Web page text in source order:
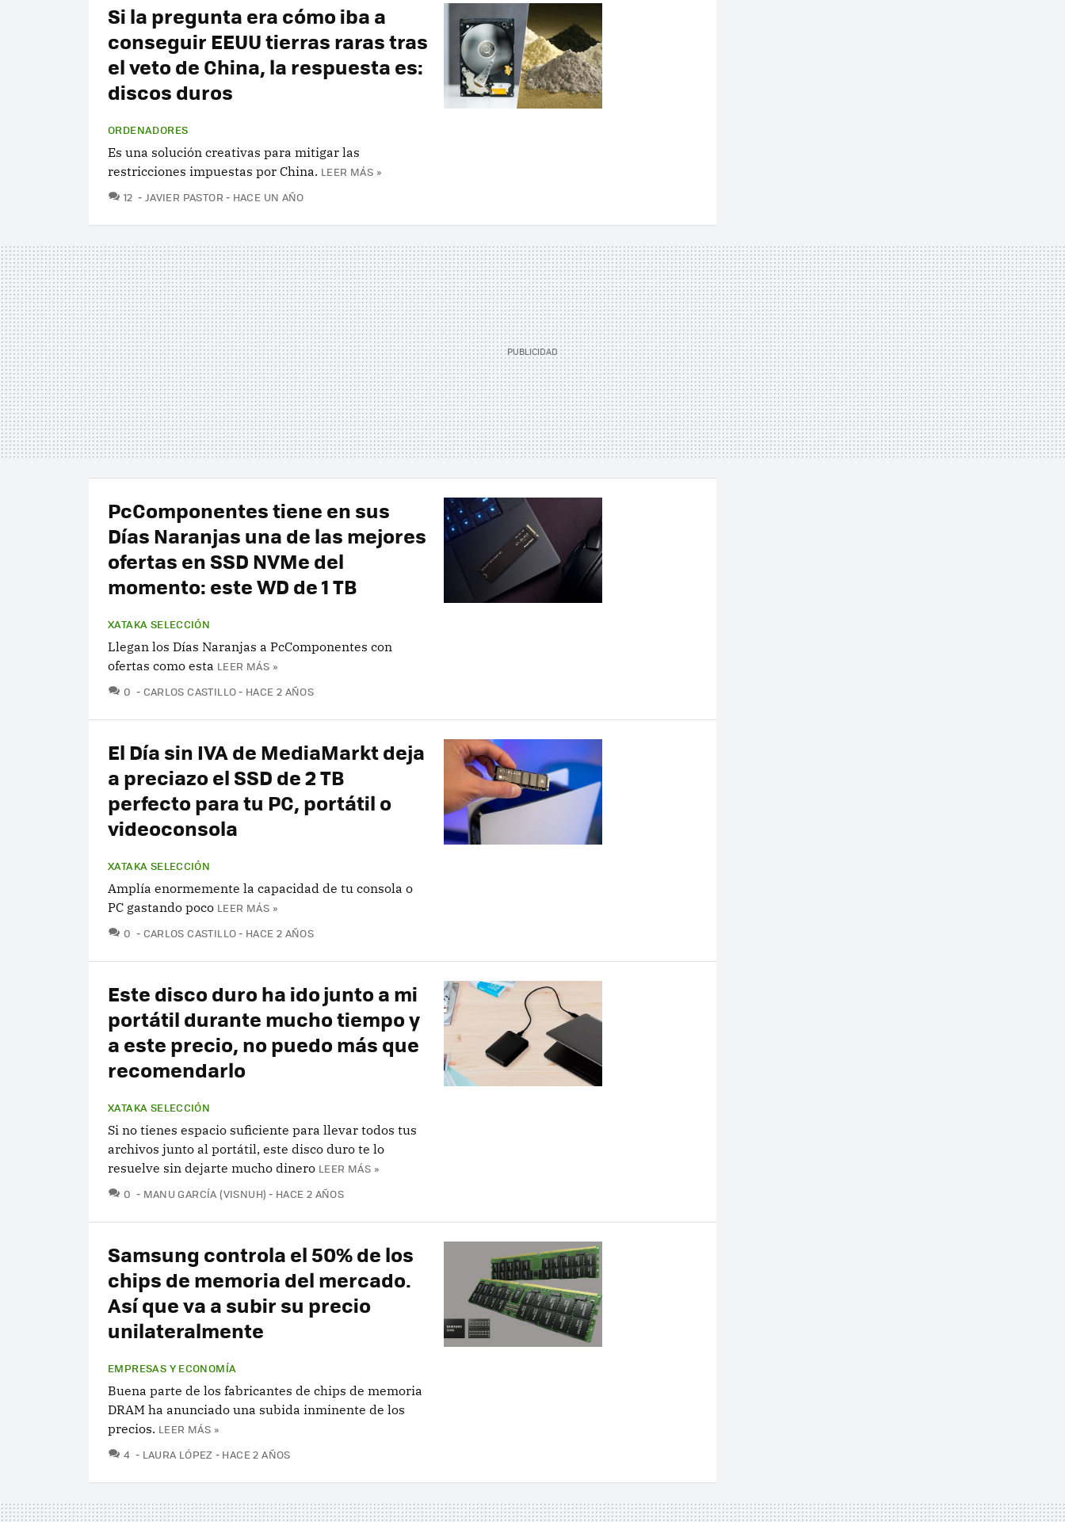
Si la pregunta era cómo iba a
conseguir EEUU tierras raras tras
el veto de China, la respuesta es:
discos duros
ORDENADORES
Es una solución creativas para mitigar las
restricciones impuestas por China. LEER MÁS »
12 COMENTARIOS
JAVIER PASTOR HACE UN AÑO
PcComponentes tiene en sus
Días Naranjas una de las mejores
ofertas en SSD NVMe del
momento: este WD de 1 TB
XATAKA SELECCIÓN
Llegan los Días Naranjas a PcComponentes con
ofertas como esta LEER MÁS »
0 COMENTARIOS
CARLOS CASTILLO HACE 2 AÑOS
El Día sin IVA de MediaMarkt deja
a preciazo el SSD de 2 TB
perfecto para tu PC, portátil o
videoconsola
XATAKA SELECCIÓN
Amplía enormemente la capacidad de tu consola o
PC gastando poco LEER MÁS »
0 COMENTARIOS
CARLOS CASTILLO HACE 2 AÑOS
Este disco duro ha ido junto a mi
portátil durante mucho tiempo y
a este precio, no puedo más que
recomendarlo
XATAKA SELECCIÓN
Si no tienes espacio suficiente para llevar todos tus
archivos junto al portátil, este disco duro te lo
resuelve sin dejarte mucho dinero LEER MÁS »
0 COMENTARIOS
MANU GARCÍA (VISNUH) HACE 2 AÑOS
Samsung controla el 50% de los
chips de memoria del mercado.
Así que va a subir su precio
unilateralmente
EMPRESAS Y ECONOMÍA
Buena parte de los fabricantes de chips de memoria
DRAM ha anunciado una subida inminente de los
precios. LEER MÁS »
4 COMENTARIOS
LAURA LÓPEZ HACE 2 AÑOS